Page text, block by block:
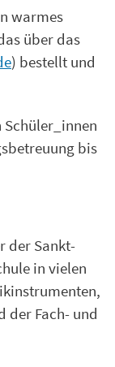
warmes
über das
) bestellt und
Schüler_innen
bis
der Sankt-
in vielen
der Fach- und